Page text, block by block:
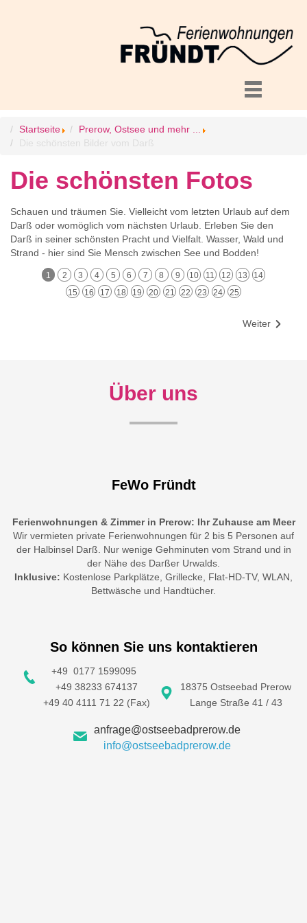
Startseite
Prerow, Ostsee und mehr ...
Die schönsten Bilder vom Darß
Die schönsten Fotos
Schauen und träumen Sie. Vielleicht vom letzten Urlaub auf dem
Darß oder womöglich vom nächsten Urlaub. Erleben Sie den
Darß in seiner schönsten Pracht und Vielfalt. Wasser, Wald und
Strand - hier sind Sie Mensch zwischen See und Bodden!
1 2 3 4 5 6 7 8 9 10 11 12 13
14
15
16 17 18 19 20 21 22 23 24 25
Weiter
Über uns
FeWo Fründt
Ferienwohnungen & Zimmer in Prerow: Ihr Zuhause am Meer
Wir vermieten private Ferienwohnungen für 2 bis 5 Personen auf
der Halbinsel Darß. Nur wenige Gehminuten vom Strand und in
der Nähe des Darßer Urwalds.
Inklusive: Kostenlose Parkplätze, Grillecke, Flat-HD-TV, WLAN,
Bettwäsche und Handtücher.
So können Sie uns kontaktieren
+49 0177 1599095
+49 38233 674137
+49 40 4111 71 22 (Fax)
18375 Ostseebad Prerow
Lange Straße 41 / 43
anfrage@ostseebadprerow.de
info@ostseebadprerow.de